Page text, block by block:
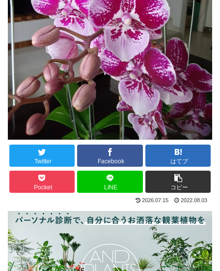
Twitter Facebook はてブ
Pocket LINE コピー
2026.07.15 2022.08.03